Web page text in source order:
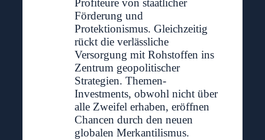
Profiteure von staatlicher
Förderung und
Protektionismus. Gleichzeitig
rückt die verlässliche
Versorgung mit Rohstoffen ins
Zentrum geopolitischer
Strategien. Themen-
Investments, obwohl nicht über
alle Zweifel erhaben, eröffnen
Chancen durch den neuen
globalen Merkantilismus.